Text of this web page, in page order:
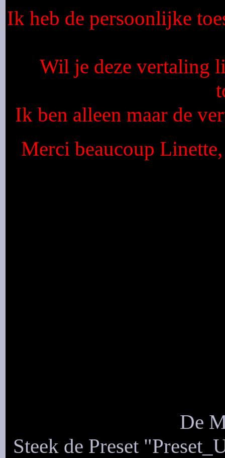
Ik heb de persoonlijke
Wil je deze vertaling
Ik ben alleen maar de
Merci beaucoup
De
Steek de Preset